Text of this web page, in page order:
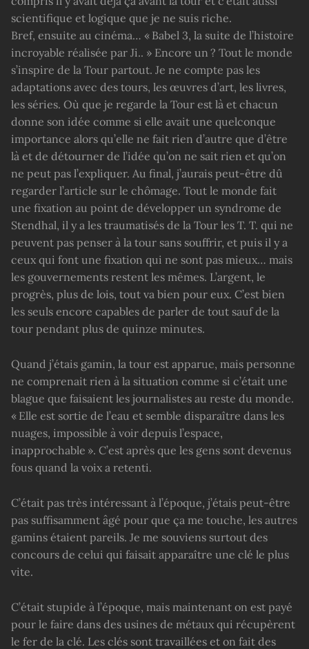
scientifique et logique que je ne suis riche.
Bref, ensuite au cinéma… « Babel 3, la suite de l’histoire
incroyable réalisée par Ji.. » Encore un ? Tout le monde
s’inspire de la Tour partout. Je ne compte pas les
adaptations avec des tours, les œuvres d’art, les livres,
les séries. Où que je regarde la Tour est là et chacun
donne son idée comme si elle avait une quelconque
importance alors qu’elle ne fait rien d’autre que d’être
là et de détourner de l’idée qu’on ne sait rien et qu’on
ne peut pas l’expliquer. Au final, j’aurais peut-être dû
regarder l’article sur le chômage. Tout le monde fait
une fixation au point de développer un syndrome de
Stendhal, il y a les traumatisés de la Tour les T. T. qui ne
peuvent pas penser à la tour sans souffrir, et puis il y a
ceux qui font une fixation qui ne sont pas mieux… mais
les gouvernements restent les mêmes. L’argent, le
progrès, plus de lois, tout va bien pour eux. C’est bien
les seuls encore capables de parler de tout sauf de la
tour pendant plus de quinze minutes.
Quand j’étais gamin, la tour est apparue, mais personne
ne comprenait rien à la situation comme si c’était une
blague que faisaient les journalistes au reste du monde.
« Elle est sortie de l’eau et semble disparaître dans les
nuages, impossible à voir depuis l’espace,
inapprochable ». C’est après que les gens sont devenus
fous quand la voix a retenti.
C’était pas très intéressant à l’époque, j’étais peut-être
pas suffisamment âgé pour que ça me touche, les autres
gamins étaient pareils. Je me souviens surtout des
concours de celui qui faisait apparaître une clé le plus
vite.
C’était stupide à l’époque, mais maintenant on est payé
pour le faire dans des usines de métaux qui récupèrent
le fer de la clé. Les clés sont travaillées et on fait des